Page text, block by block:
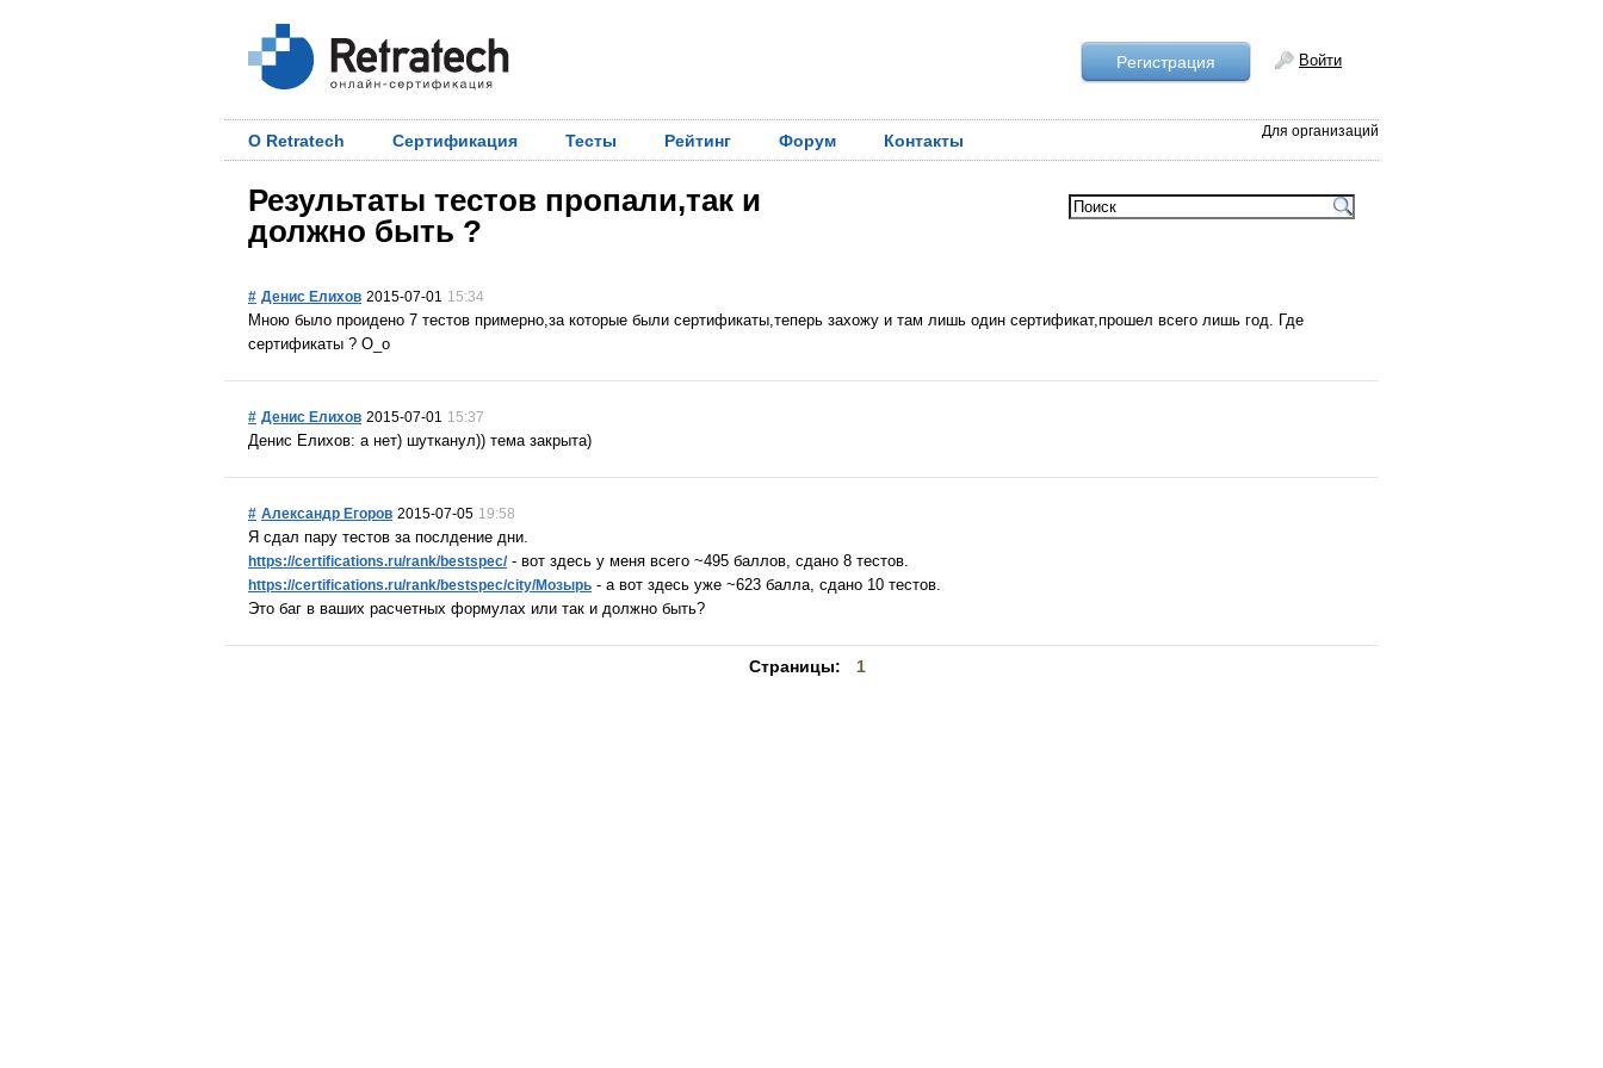
Рeгистрация Войти
Для организаций
О Retratech Сертификация Тесты Рейтинг Форум Контакты
Результаты тестов пропали,так и
должно быть ?
# Денис Елихов 2015-07-01 15:34
Мною было проидено 7 тестов примерно,за которые были сертификаты,теперь захожу и там лишь один сертификат,прошел всего лишь год. Где
сертификаты ? О_о
# Денис Елихов 2015-07-01 15:37
Денис Елихов: а нет) шутканул)) тема закрыта)
# Александр Егоров 2015-07-05 19:58
Я сдал пару тестов за послдение дни.
https://certifications.ru/rank/bestspec/- вот здесь у меня всего ~495 баллов, сдано 8 тестов.
https://certifications.ru/rank/bestspec/city/Мозырь - а вот здесь уже ~623 балла, сдано 10 тестов.
Это баг в ваших расчетных формулах или так и должно быть?
Страницы: 1